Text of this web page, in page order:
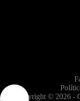
Copyright © 2026 -